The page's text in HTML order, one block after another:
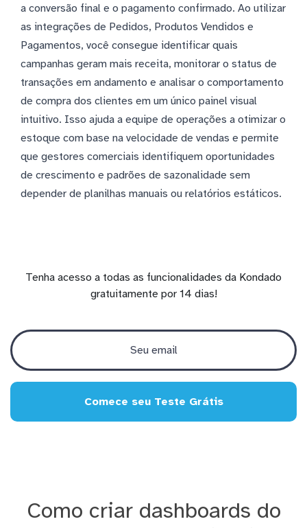
a conversão final e o pagamento confirmado. Ao utilizar
as integrações de Pedidos, Produtos Vendidos e
Pagamentos, você consegue identificar quais
campanhas geram mais receita, monitorar o status de
transações em andamento e analisar o comportamento
de compra dos clientes em um único painel visual
intuitivo. Isso ajuda a equipe de operações a otimizar o
estoque com base na velocidade de vendas e permite
que gestores comerciais identifiquem oportunidades
de crescimento e padrões de sazonalidade sem
depender de planilhas manuais ou relatórios estáticos.
Tenha acesso a todas as funcionalidades da Kondado
gratuitamente por 14 dias!
Comece seu Teste Grátis
Como criar dashboards do